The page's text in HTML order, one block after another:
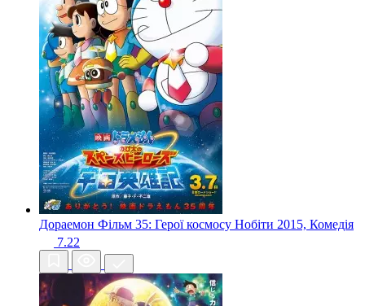
Дораемон Фільм 35: Герої космосу Нобіти 2015, Комедія
7.22